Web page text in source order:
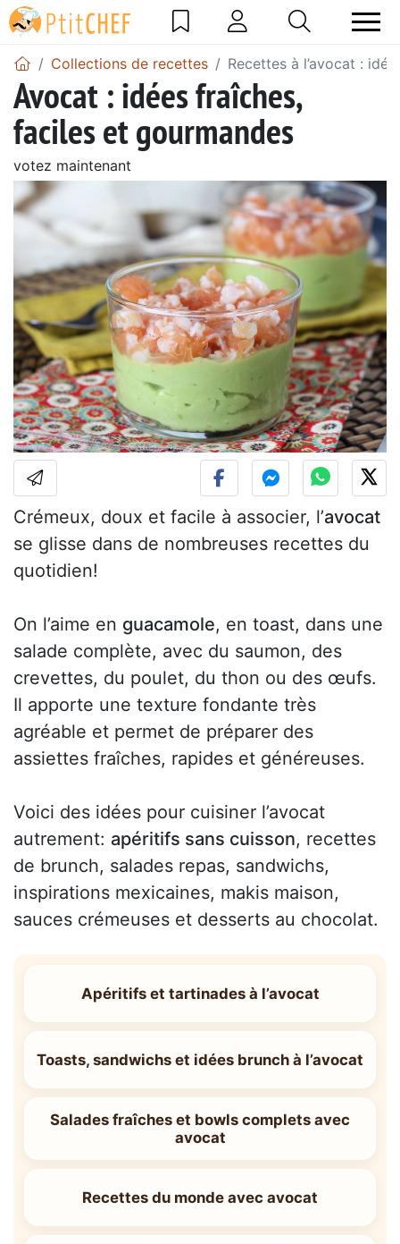
Collections de recettes Recettes à l’avocat :
Avocat : idées fraîches,
faciles et gourmandes
votez maintenant
Crémeux, doux et facile à associer, l’avocat
se glisse dans de nombreuses recettes du
quotidien!
On l’aime en guacamole, en toast, dans une
salade complète, avec du saumon, des
crevettes, du poulet, du thon ou des œufs.
Il apporte une texture fondante très
agréable et permet de préparer des
assiettes fraîches, rapides et généreuses.
Voici des idées pour cuisiner l’avocat
autrement: apéritifs sans cuisson, recettes
de brunch, salades repas, sandwichs,
inspirations mexicaines, makis maison,
sauces crémeuses et desserts au chocolat.
Apéritifs et tartinades à l’avocat
Toasts, sandwichs et idées brunch à l’avocat
Salades fraîches et bowls complets avec
avocat
Recettes du monde avec avocat